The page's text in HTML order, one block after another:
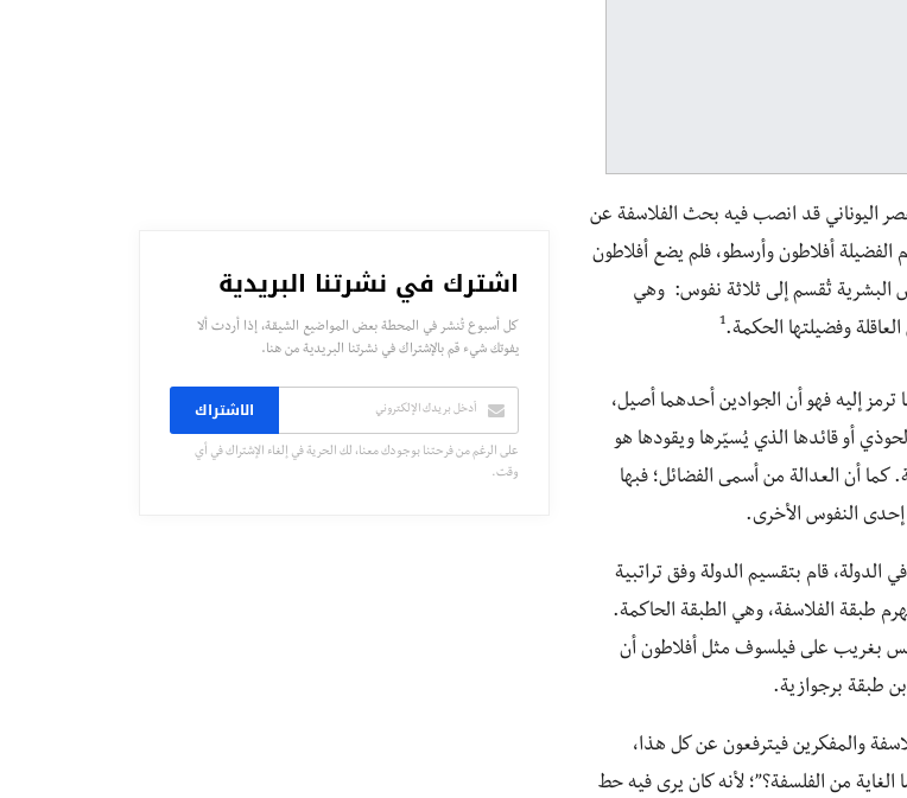
اليوناني قد انصب فيه بحث الفلاسفة عن
الفضيلة أفلاطون وأرسطو، فلم يضع أفلاطون
البشرية تُقسم إلى ثلاثة نفوس: وهي
وفضيلتها الحكمة.1
إليه فهو أن الجوادين أحدهما أصيل،
أو قائدها الذي يُسيّرها ويقودها هو
كما أن العدالة من أسمى الفضائل؛ فبها
النفوس الأخرى.
الدولة، قام بتقسيم الدولة وفق تراتبية
طبقة الفلاسفة، وهي الطبقة الحاكمة.
بغريب على فيلسوف مثل أفلاطون أن
طبقة برجوازية.
والمفكرين فيترفعون عن كل هذا،
من الفلسفة؟”؛ لأنه كان يرى فيه حط
اشترك في نشرتنا البريدية
كل أسبوع تُنشر في المحطة بعض المواضيع الشيقة، إذا أردت ألا
يفوتك شيء قم بالإشتراك في نشرتنا البريدية من هنا.
الاشتراك
على الرغم من فرحتنا بوجودك معنا، لك الحرية في إلغاء الإشتراك في أي
وقت.